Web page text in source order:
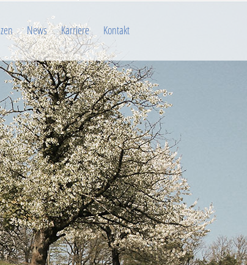
News Karriere Kontakt